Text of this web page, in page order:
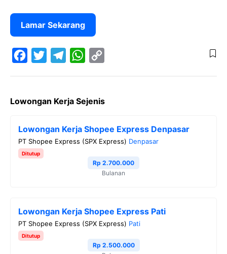
Lamar Sekarang
c
i
t
e
r
l
g
r
a
s
A
p
L
i
n
Lowongan Kerja Sejenis
Lowongan Kerja Shopee Express Denpasar
PT Shopee Express (SPX Express) Denpasar
Ditutup
Rp 2.700.000
Bulanan
Lowongan Kerja Shopee Express Pati
PT Shopee Express (SPX Express) Pati
Ditutup
Rp 2.500.000